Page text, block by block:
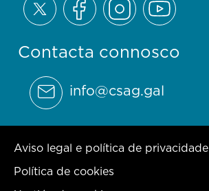
Contacta connosco
info@csag.gal
Aviso legal e política de privacidade
Política de cookies